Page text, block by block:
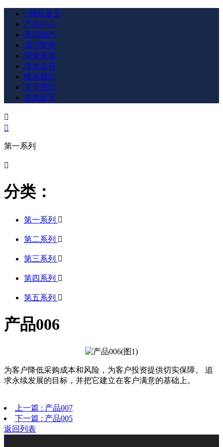
 网站首页
产品中心
新闻动态
成功案例
荣誉资质
技术支持
联系我们
关于我们
在线留言


第一系列

分类：
第一系列 
第二系列 
第三系列 
第四系列 
第五系列 
产品006
为客户降低采购成本和风险，为客户投资提供切实保障。 追
求永续发展的目标，并把它建立在客户满意的基础上。
上一篇 : 产品007
下一篇 : 产品005
返回列表
